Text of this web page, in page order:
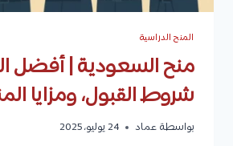
المنح الدراسية
منح السعودية | أفضل
شروط القبول، ومزايا
بواسطة عماد 24 يوليو، 2025